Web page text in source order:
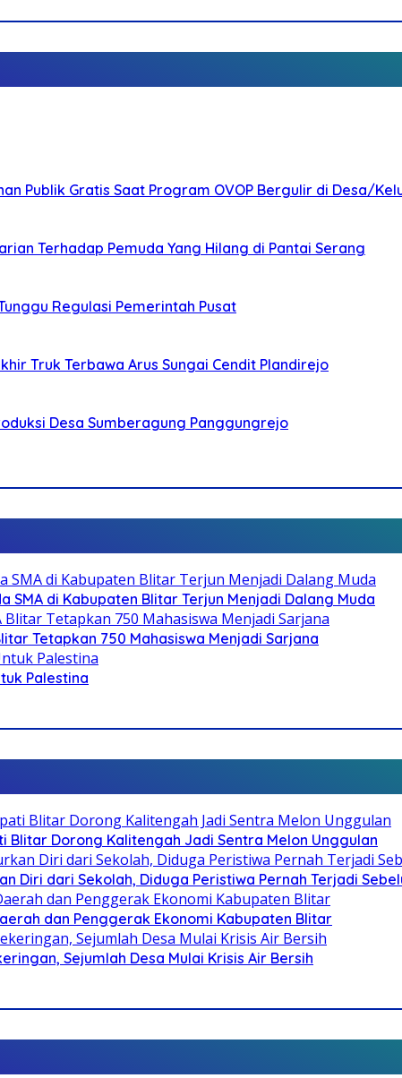
Publik Gratis Saat Program OVOP Bergulir di Desa/
Terhadap Pemuda Yang Hilang di Pantai Serang
Regulasi Pemerintah Pusat
Truk Terbawa Arus Sungai Cendit Plandirejo
Desa Sumberagung Panggungrejo
di Kabupaten Blitar Terjun Menjadi Dalang Muda
Tetapkan 750 Mahasiswa Menjadi Sarjana
Palestina
Blitar Dorong Kalitengah Jadi Sentra Melon Unggulan
Diri dari Sekolah, Diduga Peristiwa Pernah Terjadi
dan Penggerak Ekonomi Kabupaten Blitar
Sejumlah Desa Mulai Krisis Air Bersih